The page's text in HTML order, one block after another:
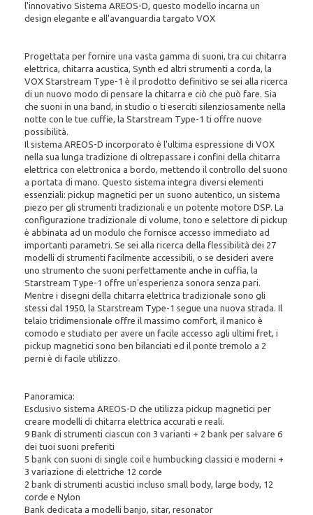
l'innovativo Sistema AREOS-D, questo modello incarna un
design elegante e all'avanguardia targato VOX
Progettata per fornire una vasta gamma di suoni, tra cui chitarra
elettrica, chitarra acustica, Synth ed altri strumenti a corda, la
VOX Starstream Type-1 è il prodotto definitivo se sei alla ricerca
di un nuovo modo di pensare la chitarra e ciò che può fare. Sia
che suoni in una band, in studio o ti eserciti silenziosamente nella
notte con le tue cuffie, la Starstream Type-1 ti offre nuove
possibilità.
Il sistema AREOS-D incorporato è l'ultima espressione di VOX
nella sua lunga tradizione di oltrepassare i confini della chitarra
elettrica con elettronica a bordo, mettendo il controllo del suono
a portata di mano. Questo sistema integra diversi elementi
essenziali: pickup magnetici per un suono autentico, un sistema
piezo per gli strumenti tradizionali e un potente motore DSP. La
configurazione tradizionale di volume, tono e selettore di pickup
è abbinata ad un modulo che fornisce accesso immediato ad
importanti parametri. Se sei alla ricerca della flessibilità dei 27
modelli di strumenti facilmente accessibili, o se desideri avere
uno strumento che suoni perfettamente anche in cuffia, la
Starstream Type-1 offre un'esperienza sonora senza pari.
Mentre i disegni della chitarra elettrica tradizionale sono gli
stessi dal 1950, la Starstream Type-1 segue una nuova strada. Il
telaio tridimensionale offre il massimo comfort, il manico è
comodo e studiato per avere un facile accesso agli ultimi fret, i
pickup magnetici sono ben bilanciati ed il ponte tremolo a 2
perni è di facile utilizzo.
Panoramica:
Esclusivo sistema AREOS-D che utilizza pickup magnetici per
creare modelli di chitarra elettrica accurati e reali.
9 Bank di strumenti ciascun con 3 varianti + 2 bank per salvare 6
dei tuoi suoni preferiti
5 bank con suoni di single coil e humbucking classici e moderni +
3 variazione di elettriche 12 corde
2 bank di strumenti acustici incluso small body, large body, 12
corde e Nylon
Bank dedicata a modelli banjo, sitar, resonator